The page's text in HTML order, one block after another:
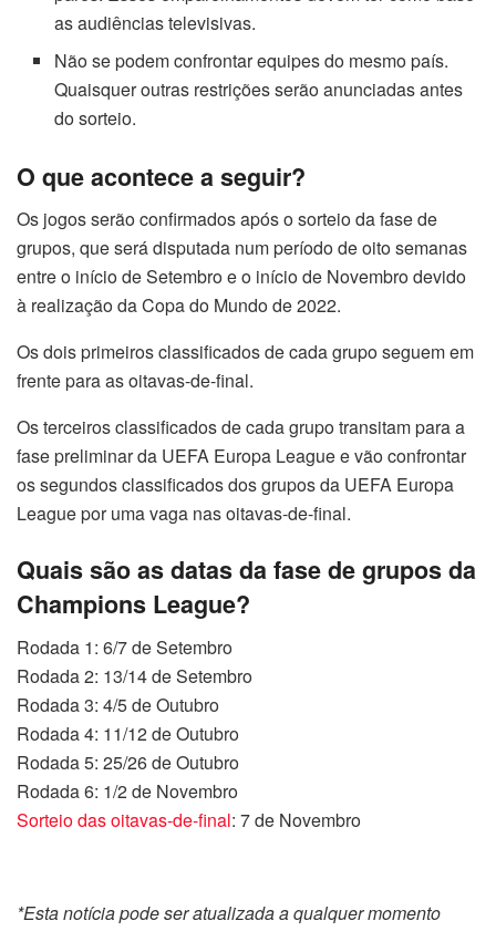
as audiências televisivas.
Não se podem confrontar equipes do mesmo país.
Quaisquer outras restrições serão anunciadas antes
do sorteio.
O que acontece a seguir?
Os jogos serão confirmados após o sorteio da fase de
grupos, que será disputada num período de oito semanas
entre o início de Setembro e o início de Novembro devido
à realização da Copa do Mundo de 2022.
Os dois primeiros classificados de cada grupo seguem em
frente para as oitavas-de-final.
Os terceiros classificados de cada grupo transitam para a
fase preliminar da UEFA Europa League e vão confrontar
os segundos classificados dos grupos da UEFA Europa
League por uma vaga nas oitavas-de-final.
Quais são as datas da fase de grupos da
Champions League?
Rodada 1: 6/7 de Setembro
Rodada 2: 13/14 de Setembro
Rodada 3: 4/5 de Outubro
Rodada 4: 11/12 de Outubro
Rodada 5: 25/26 de Outubro
Rodada 6: 1/2 de Novembro
Sorteio das oitavas-de-final: 7 de Novembro
*Esta notícia pode ser atualizada a qualquer momento